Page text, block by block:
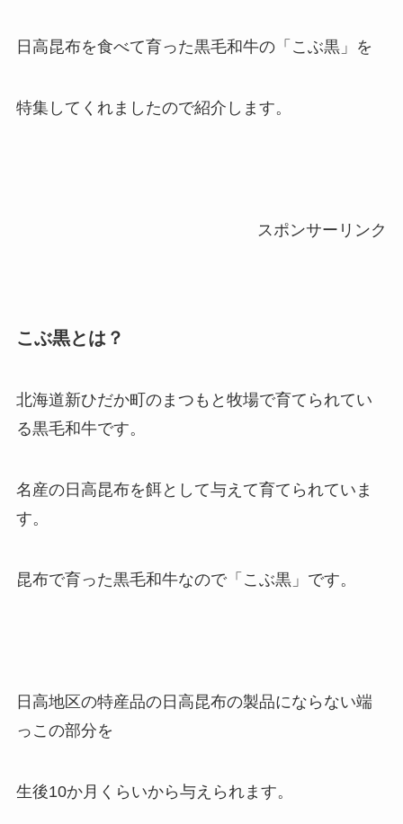
日高昆布を食べて育った黒毛和牛の「こぶ黒」を
特集してくれましたので紹介します。
スポンサーリンク
こぶ黒とは？
北海道新ひだか町のまつもと牧場で育てられてい
る黒毛和牛です。
名産の日高昆布を餌として与えて育てられていま
す。
昆布で育った黒毛和牛なので「こぶ黒」です。
日高地区の特産品の日高昆布の製品にならない端
っこの部分を
生後10か月くらいから与えられます。